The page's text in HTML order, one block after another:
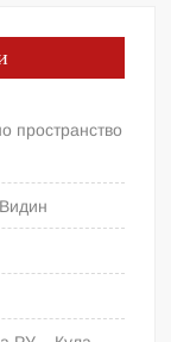
пространство